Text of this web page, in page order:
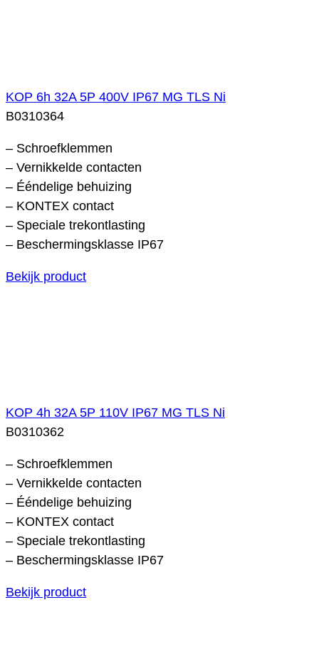
KOP 6h 32A 5P 400V IP67 MG TLS Ni
B0310364
– Schroefklemmen
– Vernikkelde contacten
– Ééndelige behuizing
– KONTEX contact
– Speciale trekontlasting
– Beschermingsklasse IP67
Bekijk product
KOP 4h 32A 5P 110V IP67 MG TLS Ni
B0310362
– Schroefklemmen
– Vernikkelde contacten
– Ééndelige behuizing
– KONTEX contact
– Speciale trekontlasting
– Beschermingsklasse IP67
Bekijk product